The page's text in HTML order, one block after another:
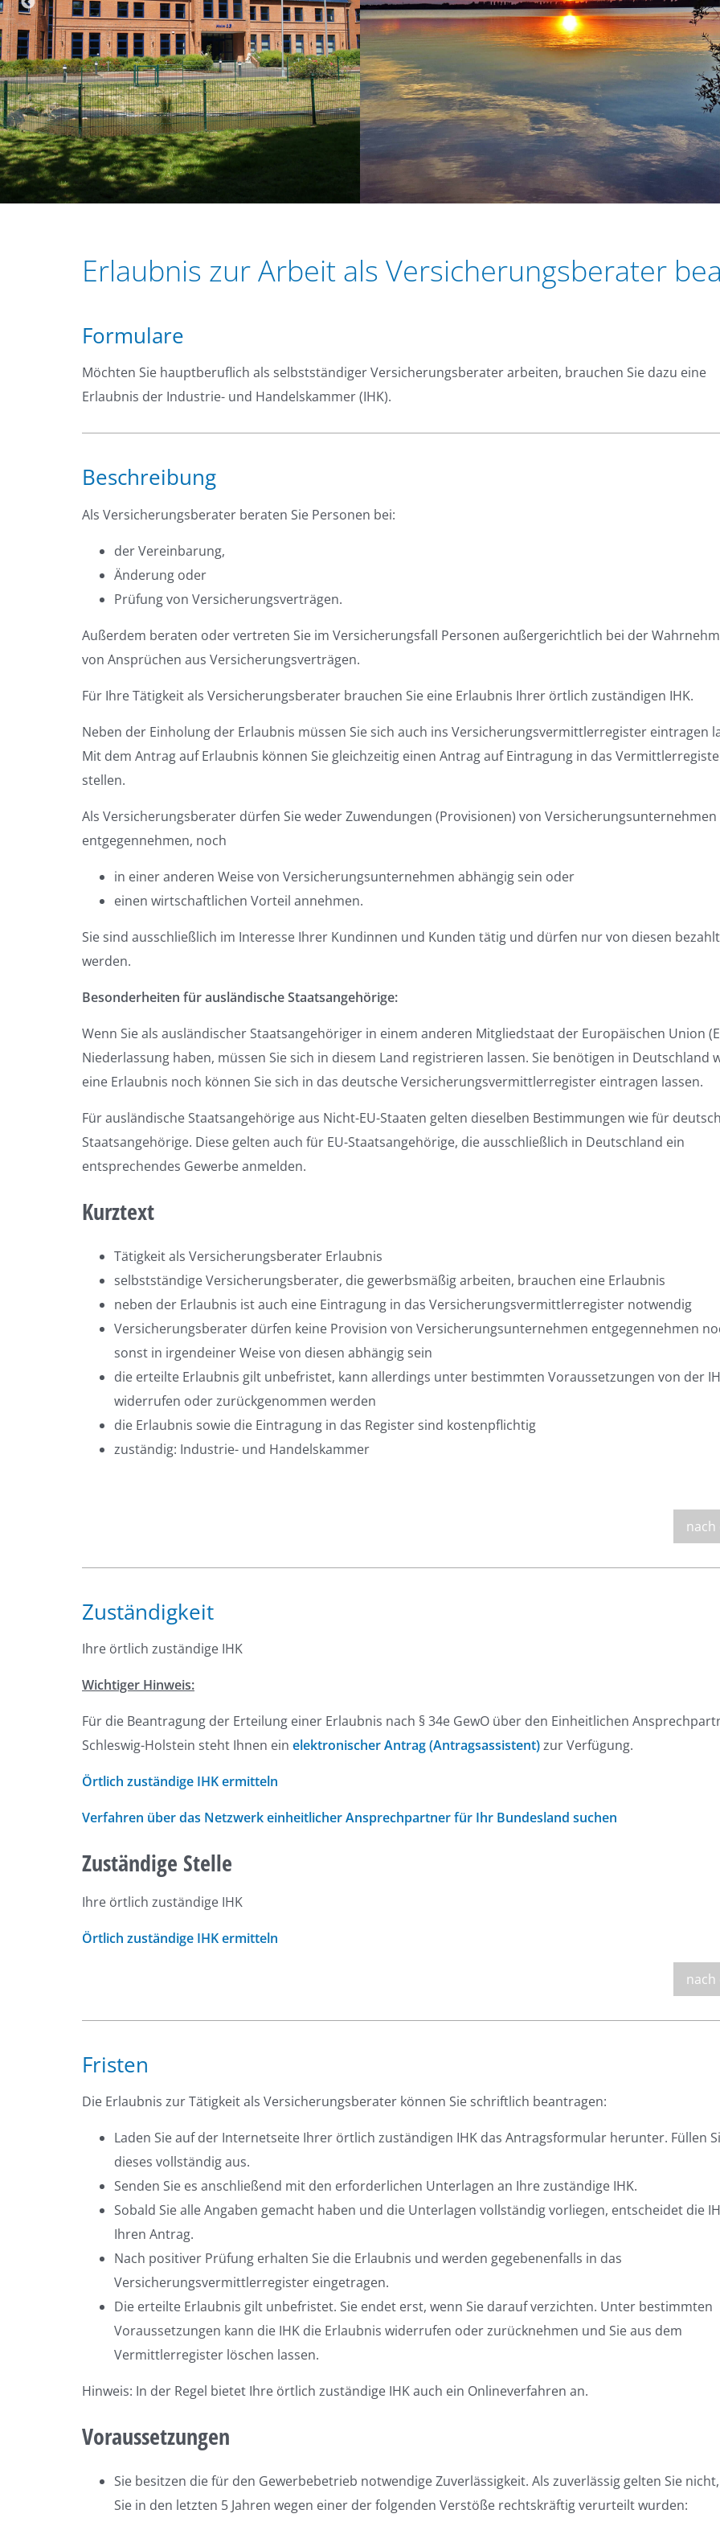
r
i
n
g
e
n
e
n
Erlaubnis zur Arbeit als Versicherungsberater
Formulare
Möchten Sie hauptberuflich als selbstständiger Versicherungsberater arbeiten, brauchen Sie dazu eine
Erlaubnis der Industrie- und Handelskammer (IHK).
Beschreibung
Als Versicherungsberater beraten Sie Personen bei:
der Vereinbarung,
Änderung oder
Prüfung von Versicherungsverträgen.
Außerdem beraten oder vertreten Sie im Versicherungsfall Personen außergerichtlich bei der
von Ansprüchen aus Versicherungsverträgen.
Für Ihre Tätigkeit als Versicherungsberater brauchen Sie eine Erlaubnis Ihrer örtlich zuständigen IHK.
Neben der Einholung der Erlaubnis müssen Sie sich auch ins Versicherungsvermittlerregister eintragen
Mit dem Antrag auf Erlaubnis können Sie gleichzeitig einen Antrag auf Eintragung in das
stellen.
Als Versicherungsberater dürfen Sie weder Zuwendungen (Provisionen) von Versicherungsunternehmen
entgegennehmen, noch
in einer anderen Weise von Versicherungsunternehmen abhängig sein oder
einen wirtschaftlichen Vorteil annehmen.
Sie sind ausschließlich im Interesse Ihrer Kundinnen und Kunden tätig und dürfen nur von diesen bezahlt
werden.
Besonderheiten für ausländische Staatsangehörige:
Wenn Sie als ausländischer Staatsangehöriger in einem anderen Mitgliedstaat der Europäischen Union
Niederlassung haben, müssen Sie sich in diesem Land registrieren lassen. Sie benötigen in Deutschland
eine Erlaubnis noch können Sie sich in das deutsche Versicherungsvermittlerregister eintragen lassen.
Für ausländische Staatsangehörige aus Nicht-EU-Staaten gelten dieselben Bestimmungen wie für
Staatsangehörige. Diese gelten auch für EU-Staatsangehörige, die ausschließlich in Deutschland ein
entsprechendes Gewerbe anmelden.
Kurztext
Tätigkeit als Versicherungsberater Erlaubnis
selbstständige Versicherungsberater, die gewerbsmäßig arbeiten, brauchen eine Erlaubnis
neben der Erlaubnis ist auch eine Eintragung in das Versicherungsvermittlerregister notwendig
Versicherungsberater dürfen keine Provision von Versicherungsunternehmen entgegennehmen
sonst in irgendeiner Weise von diesen abhängig sein
die erteilte Erlaubnis gilt unbefristet, kann allerdings unter bestimmten Voraussetzungen von der
widerrufen oder zurückgenommen werden
die Erlaubnis sowie die Eintragung in das Register sind kostenpflichtig
zuständig: Industrie- und Handelskammer
nach
Zuständigkeit
Ihre örtlich zuständige IHK
Wichtiger Hinweis:
Für die Beantragung der Erteilung einer Erlaubnis nach § 34e GewO über den Einheitlichen
Schleswig-Holstein steht Ihnen ein elektronischer Antrag (Antragsassistent)zur Verfügung.
Örtlich zuständige IHK ermitteln
Verfahren über das Netzwerk einheitlicher Ansprechpartner für Ihr Bundesland suchen
Zuständige Stelle
Ihre örtlich zuständige IHK
Örtlich zuständige IHK ermitteln
nach
Fristen
Die Erlaubnis zur Tätigkeit als Versicherungsberater können Sie schriftlich beantragen:
Laden Sie auf der Internetseite Ihrer örtlich zuständigen IHK das Antragsformular herunter. Füllen
dieses vollständig aus.
Senden Sie es anschließend mit den erforderlichen Unterlagen an Ihre zuständige IHK.
Sobald Sie alle Angaben gemacht haben und die Unterlagen vollständig vorliegen, entscheidet die
Ihren Antrag.
Nach positiver Prüfung erhalten Sie die Erlaubnis und werden gegebenenfalls in das
Versicherungsvermittlerregister eingetragen.
Die erteilte Erlaubnis gilt unbefristet. Sie endet erst, wenn Sie darauf verzichten. Unter bestimmten
Voraussetzungen kann die IHK die Erlaubnis widerrufen oder zurücknehmen und Sie aus dem
Vermittlerregister löschen lassen.
Hinweis: In der Regel bietet Ihre örtlich zuständige IHK auch ein Onlineverfahren an.
Voraussetzungen
Sie besitzen die für den Gewerbebetrieb notwendige Zuverlässigkeit. Als zuverlässig gelten Sie
Sie in den letzten 5 Jahren wegen einer der folgenden Verstöße rechtskräftig verurteilt wurden: